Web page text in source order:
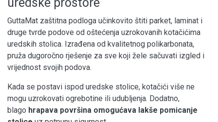
GuttaMat zaštitna podloga učinkovito štiti parket, laminat i
druge tvrde podove od oštećenja uzrokovanih kotačićima
uredskih stolica. Izrađena od kvalitetnog polikarbonata,
pruža dugoročno rješenje za sve koji žele sačuvati izgled i
vrijednost svojih podova.
Kada se postavi ispod uredske stolice, kotačići više ne
mogu uzrokovati ogrebotine ili udubljenja. Dodatno,
blago hrapava površina omogućava lakše pomicanje